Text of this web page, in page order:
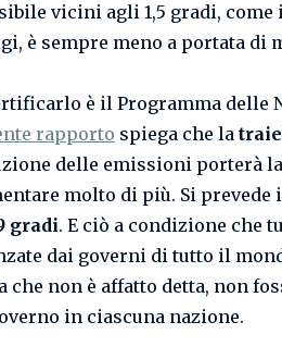
vicini agli 1,5 gradi,
è sempre meno a portata di
è il Programma delle
rapporto spiega che la
delle emissioni porterà
molto di più. Si
gradi. E ciò a condizione che
dai governi di tutto il
che non è affatto detta, non
in ciascuna nazione.